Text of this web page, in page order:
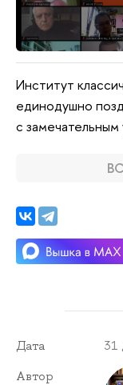
Институт
единодушно
с
Дата 31
Автор